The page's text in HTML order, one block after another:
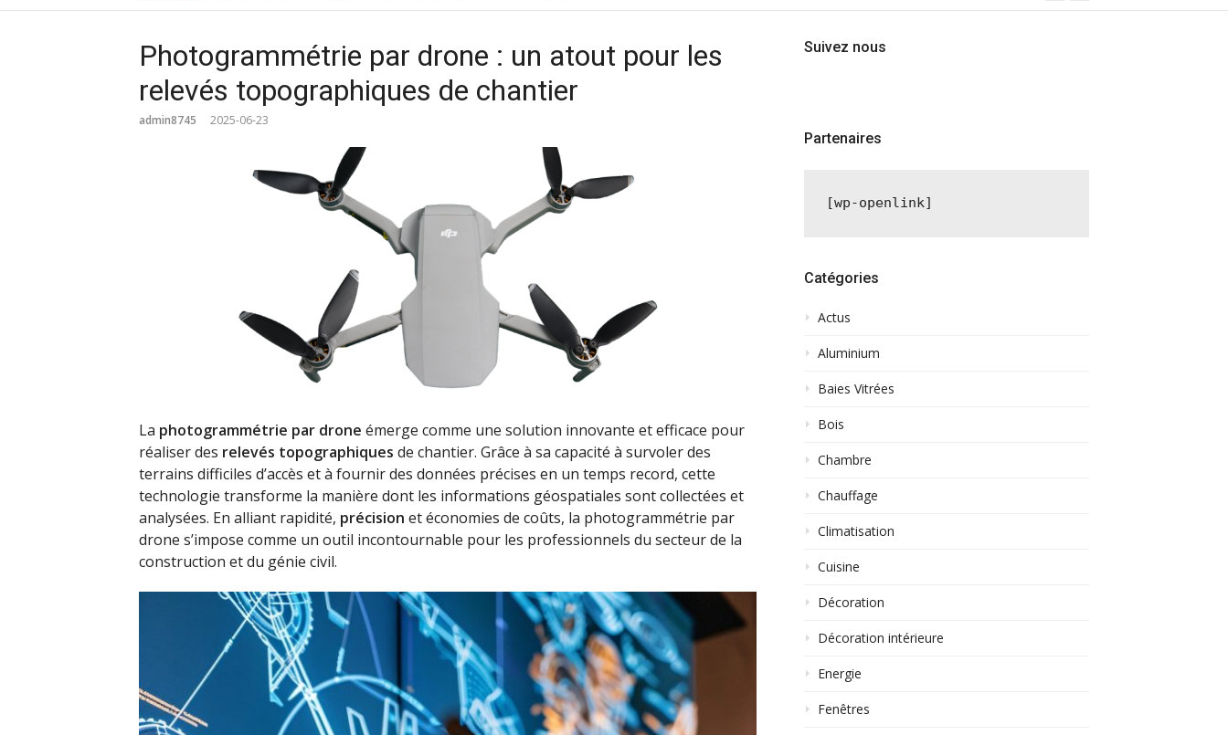
Photogrammétrie par drone : un atout pour les
relevés topographiques de chantier
admin8745 2025-06-23
La photogrammétrie par drone émerge comme une solution innovante et efficace pour
réaliser des relevés topographiques de chantier. Grâce à sa capacité à survoler des
terrains difficiles d’accès et à fournir des données précises en un temps record, cette
technologie transforme la manière dont les informations géospatiales sont collectées et
analysées. En alliant rapidité, précision et économies de coûts, la photogrammétrie par
drone s’impose comme un outil incontournable pour les professionnels du secteur de la
construction et du génie civil.
Suivez nous
Partenaires
[wp-openlink]
Catégories
Actus
Aluminium
Baies Vitrées
Bois
Chambre
Chauffage
Climatisation
Cuisine
Décoration
Décoration intérieure
Energie
Fenêtres